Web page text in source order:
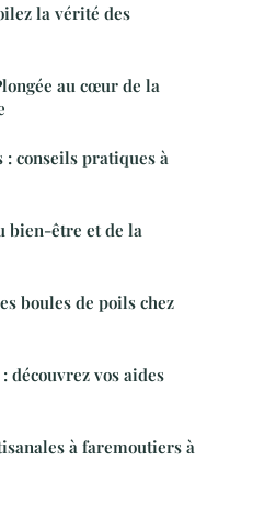
la vérité des
au cœur de la
conseils pratiques à
bien-être et de la
boules de poils chez
découvrez vos aides
à faremoutiers à